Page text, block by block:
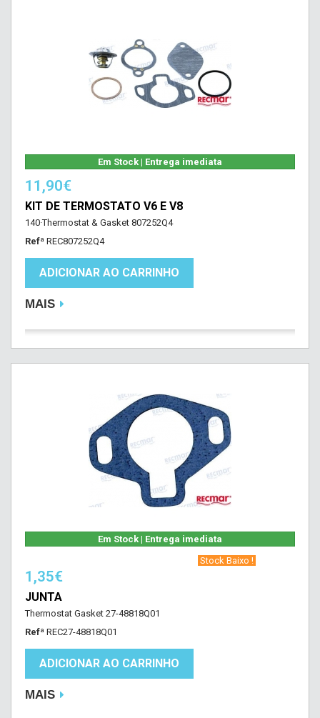
Em Stock | Entrega imediata
11,90€
KIT DE TERMOSTATO V6 E V8
140·Thermostat & Gasket 807252Q4
Refª REC807252Q4
ADICIONAR AO CARRINHO
MAIS
Em Stock | Entrega imediata
‎ Stock Baixo !‎ ‎
1,35€
JUNTA
Thermostat Gasket 27-48818Q01
Refª REC27-48818Q01
ADICIONAR AO CARRINHO
MAIS